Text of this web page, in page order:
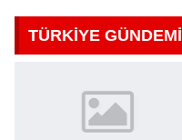
TÜRKİYE GÜNDEMİ